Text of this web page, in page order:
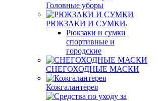
Головные уборы
РЮКЗАКИ И СУМКИ
Рюкзаки и сумки
спортивные и
городские
СНЕГОХОДНЫЕ МАСКИ
Кожгалантерея